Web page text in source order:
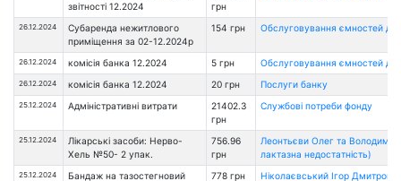
звітності 12.2024
грн
26.12.2024
Субаренда нежитлового
приміщення за 02-12.2024р
154 грн Обслуговування ємностей
26.12.2024 комісія банка 12.2024 5 грн Обслуговування ємностей
26.12.2024 комісія банка 12.2024 20 грн Послуги банку
25.12.2024 Адміністративні витрати
21402.3
грн
Службові потреби фонду
25.12.2024
Лікарські засоби: Нерво-
Хель №50- 2 упак.
756.96
грн
Леонтьєви Олег та
лактазна недостатність)
25.12.2024
Бандаж на тазостегновий
778 грн
Ніколаєвський Ігор